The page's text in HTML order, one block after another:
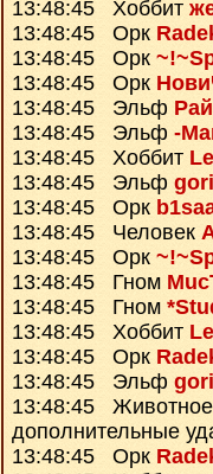
13:48:45 Хоббит
13:48:45 Орк
13:48:45 Орк
13:48:45 Орк
13:48:45 Эльф
13:48:45 Эльф -
13:48:45 Хоббит
13:48:45 Эльф
13:48:45 Орк
13:48:45 Человек
13:48:45 Орк
13:48:45 Гном
13:48:45 Гном
13:48:45 Хоббит
13:48:45 Орк
13:48:45 Эльф
13:48:45
дополнительные
13:48:45 Орк